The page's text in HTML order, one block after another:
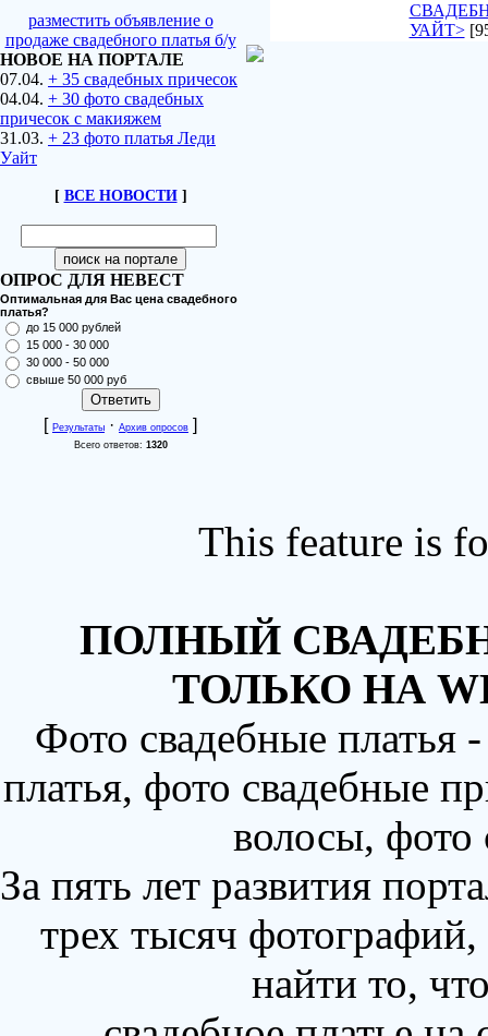
разместить объявление о
продаже свадебного платья б/у
НОВОЕ НА ПОРТАЛЕ
07.04. + 35 свадебных причесок
04.04. + 30 фото свадебных
причесок с макияжем
31.03. + 23 фото платья Леди
Уайт
[ ВСЕ НОВОСТИ]
ОПРОС ДЛЯ НЕВЕСТ
Оптимальная для Вас цена свадебного
платья?
до 15 000 рублей
15 000 - 30 000
30 000 - 50 000
свыше 50 000 руб
[ Результаты · Архив опросов ]
Всего ответов: 1320
УАЙТ>
This feature is
ПОЛНЫЙ
ТОЛЬКО НА
Фото свадебные
платья, фото свадебные
волосы,
За пять лет развития
трех тысяч
найти то,